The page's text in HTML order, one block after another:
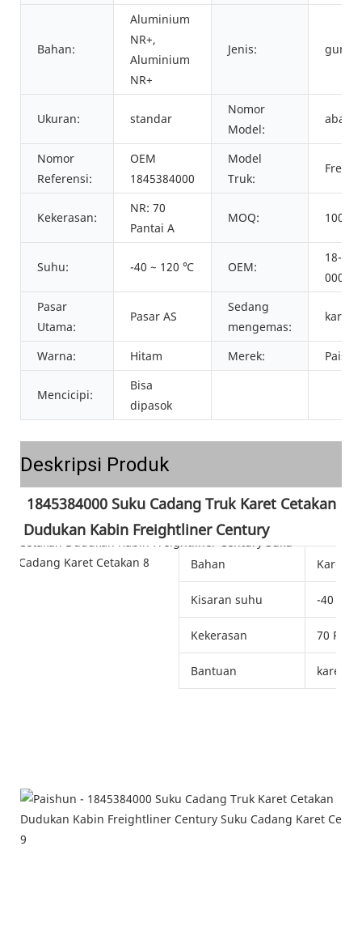
Bahan:
Aluminium
NR+,
Aluminium
NR+
Jenis:
Ukuran: standar
Nomor
Model:
abad
Nomor
Referensi:
OEM
1845384000
Model
Truk:
Kekerasan:
NR: 70
Pantai A
MOQ: 100
Suhu: -40 ~ 120 ℃ OEM:
18-
000
Pasar
Utama:
Pasar AS
Sedang
mengemas:
karton
Warna: Hitam Merek:
Mencicipi:
Bisa
dipasok
Deskripsi Produk
1845384000 Suku Cadang Truk Karet Cetakan
Dudukan Kabin Freightliner Century
Bahan Karet
Kisaran suhu -40 ~
Kekerasan 70
Bantuan karet